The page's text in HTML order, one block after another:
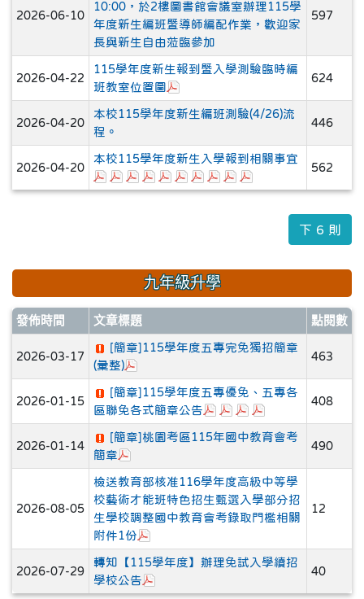
2026-06-10
10:00，於2樓圖書館會議室辦理115學
年度新生編班暨導師編配作業，歡迎家
長與新生自由蒞臨參加
597
2026-04-22
115學年度新生報到暨入學測驗臨時編
班教室位置圖
624
2026-04-20
本校115學年度新生編班測驗(4/26)流
程。
446
2026-04-20
本校115學年度新生入學報到相關事宜
於彈跳視窗觀看：1-115學年度新生入學通知
於彈跳視窗觀看：2-115學年度新生入學基
於彈跳視窗觀看：3-115學年學生卡同意
於彈跳視窗觀看：4-115學年度學生
於彈跳視窗觀看：5-115學年度學
於彈跳視窗觀看：6-115學年學
於彈跳視窗觀看：7-115學
於彈跳視窗觀看：8-115
於彈跳視窗觀看：9-
562
下 6 則
九年級升學
發佈時間 文章標題 點閱數
2026-03-17
[簡章]115學年度五專完免獨招簡章
(彙整)
463
2026-01-15
[簡章]115學年度五專優免、五專各
區聯免各式簡章公告
於彈跳視窗觀看：五專優
於彈跳視窗觀看：五專
於彈跳視窗觀看：
408
2026-01-14
[簡章]桃園考區115年國中教育會考
簡章
490
2026-08-05
檢送教育部核准116學年度高級中等學
校藝術才能班特色招生甄選入學部分招
生學校調整國中教育會考錄取門檻相關
附件1份
12
2026-07-29
轉知【115學年度】辦理免試入學續招
學校公告
40